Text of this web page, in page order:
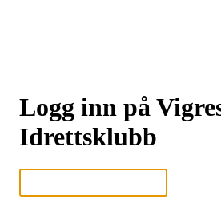
Logg inn på
Idrettsklubb